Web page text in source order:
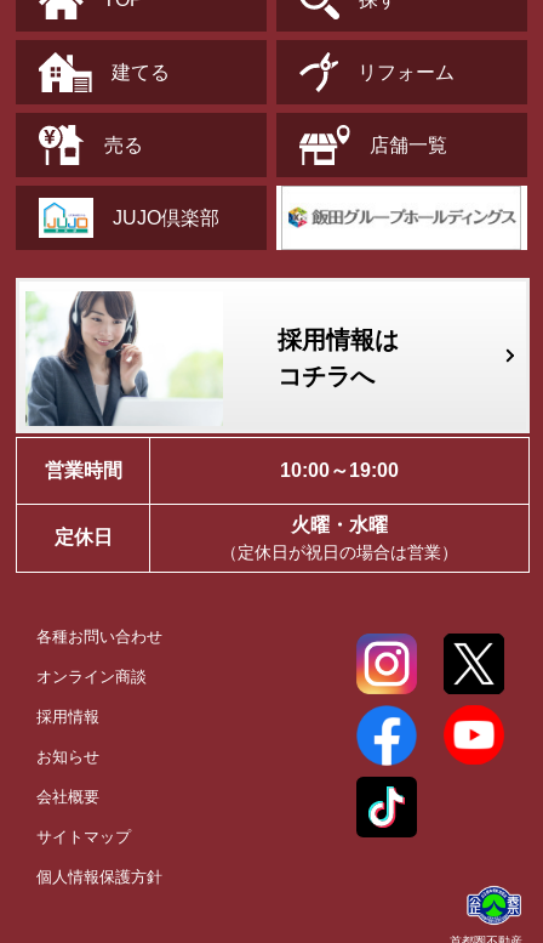
建てる リフォーム
売る 店舗一覧
JUJO倶楽部
採用情報は
コチラへ
営業時間 10:00～19:00
定休日
火曜・水曜
（定休日が祝日の場合は営業）
各種お問い合わせ
オンライン商談
採用情報
お知らせ
会社概要
サイトマップ
個人情報保護方針